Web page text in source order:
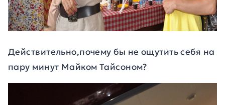
Действительно,почему бы не ощутить себя на
пару минут Майком Тайсоном?